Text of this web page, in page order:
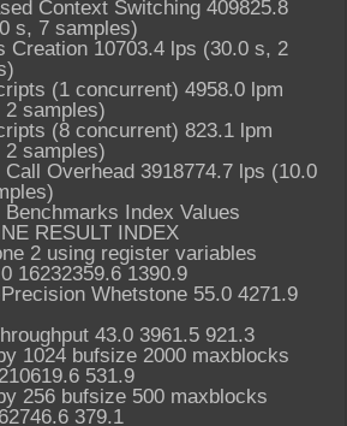
Context Switching 409825.8
s, 7 samples)
Creation 10703.4 lps (30.0 s, 2
(1 concurrent) 4958.0 lpm
2 samples)
(8 concurrent) 823.1 lpm
2 samples)
Call Overhead 3918774.7 lps (10.0
Benchmarks Index Values
RESULT INDEX
2 using register variables
16232359.6 1390.9
Whetstone 55.0 4271.9
43.0 3961.5 921.3
1024 bufsize 2000 maxblocks
531.9
256 bufsize 500 maxblocks
379.1